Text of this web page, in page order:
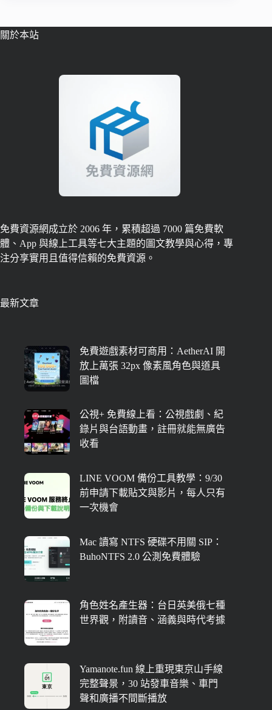
關於本站
免費資源網成立於 2006 年，累積超過 7000 篇免費軟
體、App 與線上工具等七大主題的圖文教學與心得，專
注分享實用且值得信賴的免費資源。
最新文章
免費遊戲素材可商用：AetherAI 開
放上萬張 32px 像素風角色與道具
圖檔
公視+ 免費線上看：公視戲劇、紀
錄片與台語動畫，註冊就能無廣告
收看
LINE VOOM 備份工具教學：9/30
前申請下載貼文與影片，每人只有
一次機會
Mac 讀寫 NTFS 硬碟不用關 SIP：
BuhoNTFS 2.0 公測免費體驗
角色姓名產生器：台日英美俄七種
世界觀，附讀音、涵義與時代考據
Yamanote.fun 線上重現東京山手線
完整聲景，30 站發車音樂、車門
聲和廣播不間斷播放